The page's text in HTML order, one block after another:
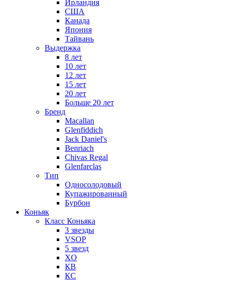
Ирландия
США
Канада
Япония
Тайвань
Выдержка
8 лет
10 лет
12 лет
15 лет
20 лет
Больше 20 лет
Бренд
Macallan
Glenfiddich
Jack Daniel's
Benriach
Chivas Regal
Glenfarclas
Тип
Односолодовый
Купажированный
Бурбон
Коньяк
Класс Коньяка
3 звезды
VSOP
5 звезд
XO
КВ
КС